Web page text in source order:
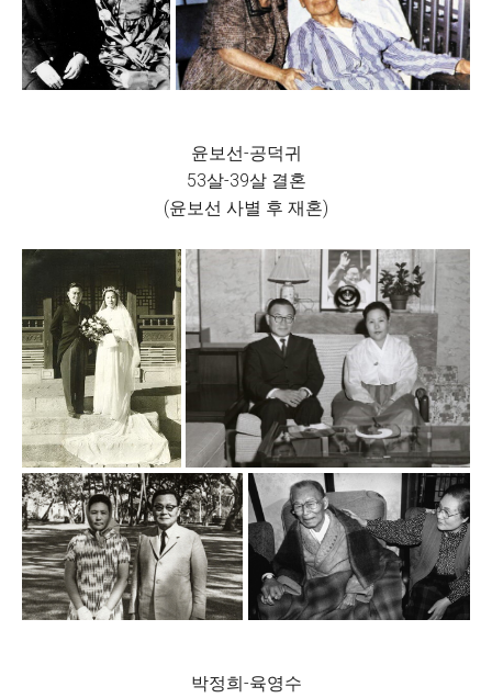
윤보선-공덕귀
53살-39살 결혼
(윤보선 사별 후 재혼)
박정희-육영수